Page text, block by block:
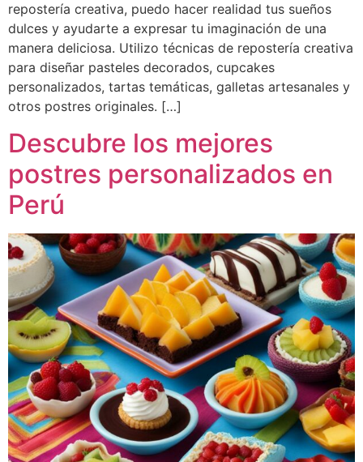
repostería creativa, puedo hacer realidad tus sueños
dulces y ayudarte a expresar tu imaginación de una
manera deliciosa. Utilizo técnicas de repostería creativa
para diseñar pasteles decorados, cupcakes
personalizados, tartas temáticas, galletas artesanales y
otros postres originales. […]
Descubre los mejores
postres personalizados en
Perú